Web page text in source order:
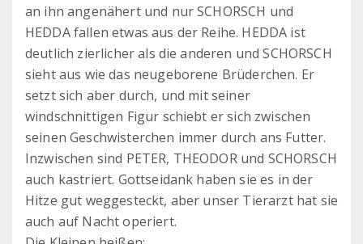
an ihn angenähert und nur SCHORSCH und
HEDDA fallen etwas aus der Reihe. HEDDA ist
deutlich zierlicher als die anderen und SCHORSCH
sieht aus wie das neugeborene Brüderchen. Er
setzt sich aber durch, und mit seiner
windschnittigen Figur schiebt er sich zwischen
seinen Geschwisterchen immer durch ans Futter.
Inzwischen sind PETER, THEODOR und SCHORSCH
auch kastriert. Gottseidank haben sie es in der
Hitze gut weggesteckt, aber unser Tierarzt hat sie
auch auf Nacht operiert.